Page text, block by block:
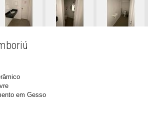
em Gesso